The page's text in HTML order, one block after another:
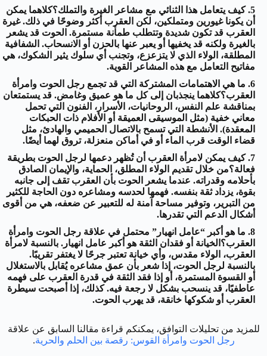
كيف يتعامل هذا الثنائي مع مشاعر الغيرة والتملك؟كلاهما يمكن
أن يكونا غيورين ومتملكين، لكن العقرب أكثر وضوحًا في ذلك. غيرة
العقرب قد تكون شديدة وتتطلب طمأنة مستمرة. الحوت قد يشعر
بالغيرة ولكنه قد يخفيها أو يعبر عنها بالحزن أو الانسحاب. الشفافية
المطلقة، الولاء الذي لا يتزعزع، وتجنب أي سلوك يثير الشكوك، هي
مفاتيح التعامل مع هذه المشاعر القوية.
ما هي الاهتمامات المشتركة التي قد تجمع رجل الحوت وامرأة
العقرب؟كلاهما ينجذبان إلى كل ما هو عميق وغامض. قد يستمتعان
بمناقشة علم النفس، الروحانيات، الأسرار، الفنون التي تحمل
معاني خفية (مثل الموسيقى العميقة أو الأفلام ذات الحبكات
المعقدة). الأنشطة التي تسمح بالاتصال الحميمي والهادئ، مثل
قضاء الوقت قرب الماء أو في أماكن منعزلة، تروق لهما أيضًا.
كيف يمكن لامرأة العقرب أن تُظهر دعمها لرجل الحوت بطريقة
فعالة؟من خلال تقديم الولاء المطلق، الحماية، والإيمان الصادق
بأحلامه وقدراته. عندما يشعر الحوت بأن العقرب تقف إلى جانبه
بقوة، يزداد ثقة بنفسه. فهمها لحدسه ومشاعره دون الحاجة للكثير
من التبرير، وتوفير مساحة آمنة له للتعبير عن ضعفه، هي من أقوى
أشكال الدعم التي تقدرها.
ما هو أكبر “عامل انهيار” محتمل في علاقة رجل الحوت وامرأة
العقرب؟الخيانة أو فقدان الثقة هو أكبر عامل انهيار. بالنسبة لامرأة
العقرب، الولاء مقدس، وأي خيانة تعتبر جرحًا لا يغتفر تقريبًا.
بالنسبة لرجل الحوت، إذا شعر بأن عمق مشاعره يُقابل بالاستغلال
أو القسوة المستمرة، أو إذا فقد الثقة في قدرة العقرب على فهمه
عاطفيًا، قد ينسحب بشكل لا رجعة فيه. كذلك، إذا أصبحت سيطرة
العقرب أو شكوكها خانقة، قد يهرب الحوت.
للمزيد من تحليلات التوافق، يمكنكم قراءة مقالنا السابق عن علاقة
رجل الحوت وامرأة القوس: رقصة بين الحلم والحرية.